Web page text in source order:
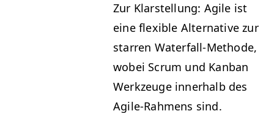
Zur Klarstel­lung: Agile ist
eine flex­i­ble Alter­na­tive zur
star­ren Water­fall-Meth­ode,
wobei Scrum und Kan­ban
Werkzeuge inner­halb des
Agile-Rah­mens sind.